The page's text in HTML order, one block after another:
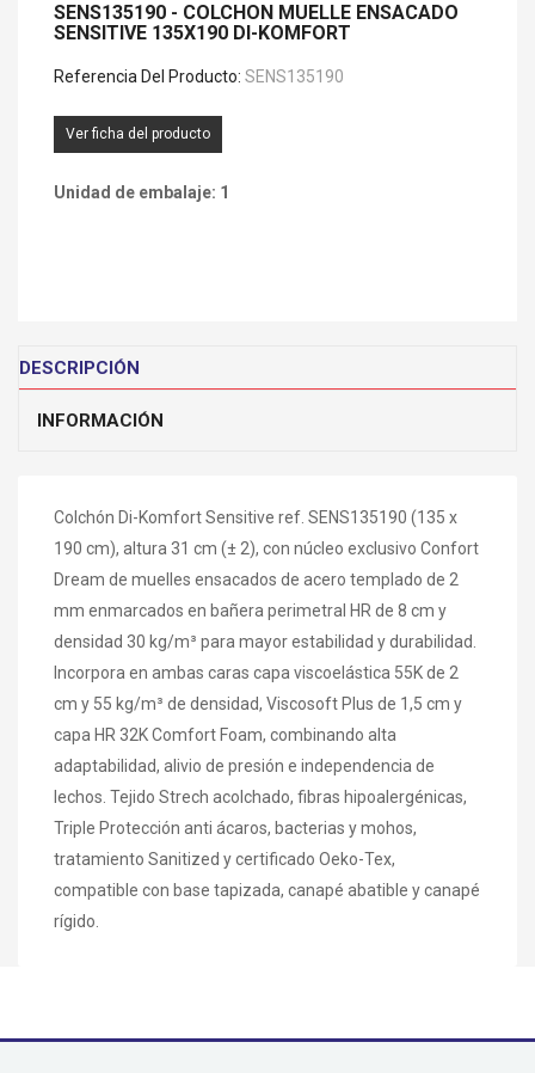
SENS135190 - COLCHON MUELLE ENSACADO
SENSITIVE 135X190 DI-KOMFORT
Referencia Del Producto: SENS135190
Ver ficha del producto
Unidad de embalaje: 1
DESCRIPCIÓN
INFORMACIÓN
Colchón Di-Komfort Sensitive ref. SENS135190 (135 x
190 cm), altura 31 cm (± 2), con núcleo exclusivo Confort
Dream de muelles ensacados de acero templado de 2
mm enmarcados en bañera perimetral HR de 8 cm y
densidad 30 kg/m³ para mayor estabilidad y durabilidad.
Incorpora en ambas caras capa viscoelástica 55K de 2
cm y 55 kg/m³ de densidad, Viscosoft Plus de 1,5 cm y
capa HR 32K Comfort Foam, combinando alta
adaptabilidad, alivio de presión e independencia de
lechos. Tejido Strech acolchado, fibras hipoalergénicas,
Triple Protección anti ácaros, bacterias y mohos,
tratamiento Sanitized y certificado Oeko-Tex,
compatible con base tapizada, canapé abatible y canapé
rígido.